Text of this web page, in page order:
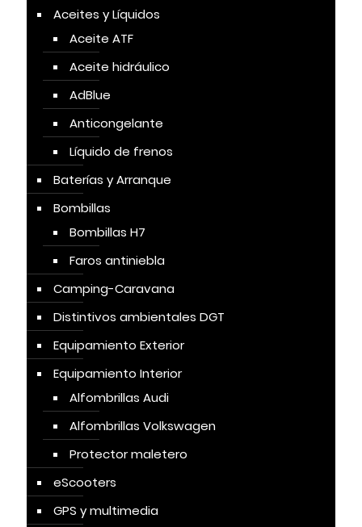
Aceites y Líquidos
Aceite ATF
Aceite hidráulico
AdBlue
Anticongelante
Líquido de frenos
Baterías y Arranque
Bombillas
Bombillas H7
Faros antiniebla
Camping-Caravana
Distintivos ambientales DGT
Equipamiento Exterior
Equipamiento Interior
Alfombrillas Audi
Alfombrillas Volkswagen
Protector maletero
eScooters
GPS y multimedia